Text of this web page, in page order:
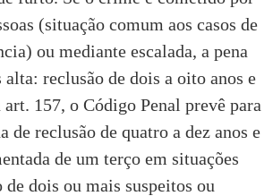
(situação comum aos casos de
ou mediante escalada, a pena
reclusão de dois a oito anos e
157, o Código Penal prevê para
de reclusão de quatro a dez anos e
de um terço em situações
de dois ou mais suspeitos ou